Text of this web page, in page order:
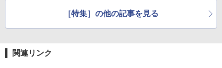
［特集］の他の記事を見る
関連リンク